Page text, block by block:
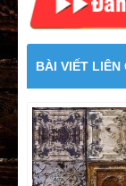
BÀI VIẾT LIÊN